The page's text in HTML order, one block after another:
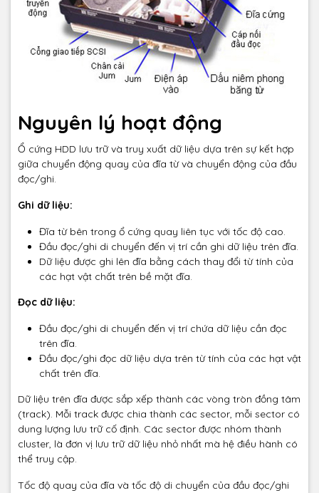
Nguyên lý hoạt động
Ổ cứng HDD lưu trữ và truy xuất dữ liệu dựa trên sự kết hợp
giữa chuyển động quay của đĩa từ và chuyển động của đầu
đọc/ghi.
Ghi dữ liệu:
Đĩa từ bên trong ổ cứng quay liên tục với tốc độ cao.
Đầu đọc/ghi di chuyển đến vị trí cần ghi dữ liệu trên đĩa.
Dữ liệu được ghi lên đĩa bằng cách thay đổi từ tính của
các hạt vật chất trên bề mặt đĩa.
Đọc dữ liệu:
Đầu đọc/ghi di chuyển đến vị trí chứa dữ liệu cần đọc
trên đĩa.
Đầu đọc/ghi đọc dữ liệu dựa trên từ tính của các hạt vật
chất trên đĩa.
Dữ liệu trên đĩa được sắp xếp thành các vòng tròn đồng tâm
(track). Mỗi track được chia thành các sector, mỗi sector có
dung lượng lưu trữ cố định. Các sector được nhóm thành
cluster, là đơn vị lưu trữ dữ liệu nhỏ nhất mà hệ điều hành có
thể truy cập.
Tốc độ quay của đĩa và tốc độ di chuyển của đầu đọc/ghi